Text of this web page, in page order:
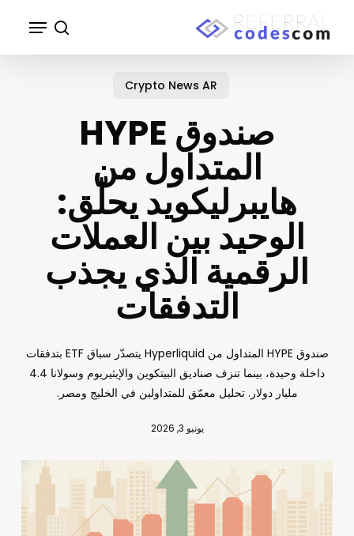
search
Menu
Crypto News AR
صندوق HYPE
المتداول من
هايبرليكويد يحلّق:
الوحيد بين العملات
الرقمية الذي يجذب
التدفقات
صندوق HYPE المتداول من Hyperliquid يتصدّر سباق ETF بتدفقات
داخلة وحيدة، بينما تنزف صناديق البيتكوين والإيثيريوم وسولانا 4.4
مليار دولار. تحليل معمّق للمتداولين في الخليج ومصر.
يونيو 3, 2026